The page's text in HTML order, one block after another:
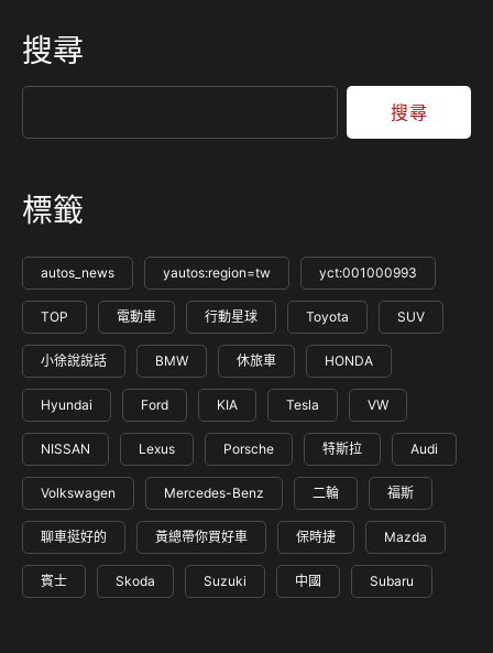
搜尋
搜尋
標籤
autos_news yautos:region=tw yct:001000993
TOP 電動車 行動星球 Toyota SUV
小徐說說話 BMW 休旅車 HONDA
Hyundai Ford KIA Tesla VW
NISSAN Lexus Porsche 特斯拉 Audi
Volkswagen Mercedes-Benz 二輪 福斯
聊車挺好的 黃總帶你買好車 保時捷 Mazda
賓士 Skoda Suzuki 中國 Subaru